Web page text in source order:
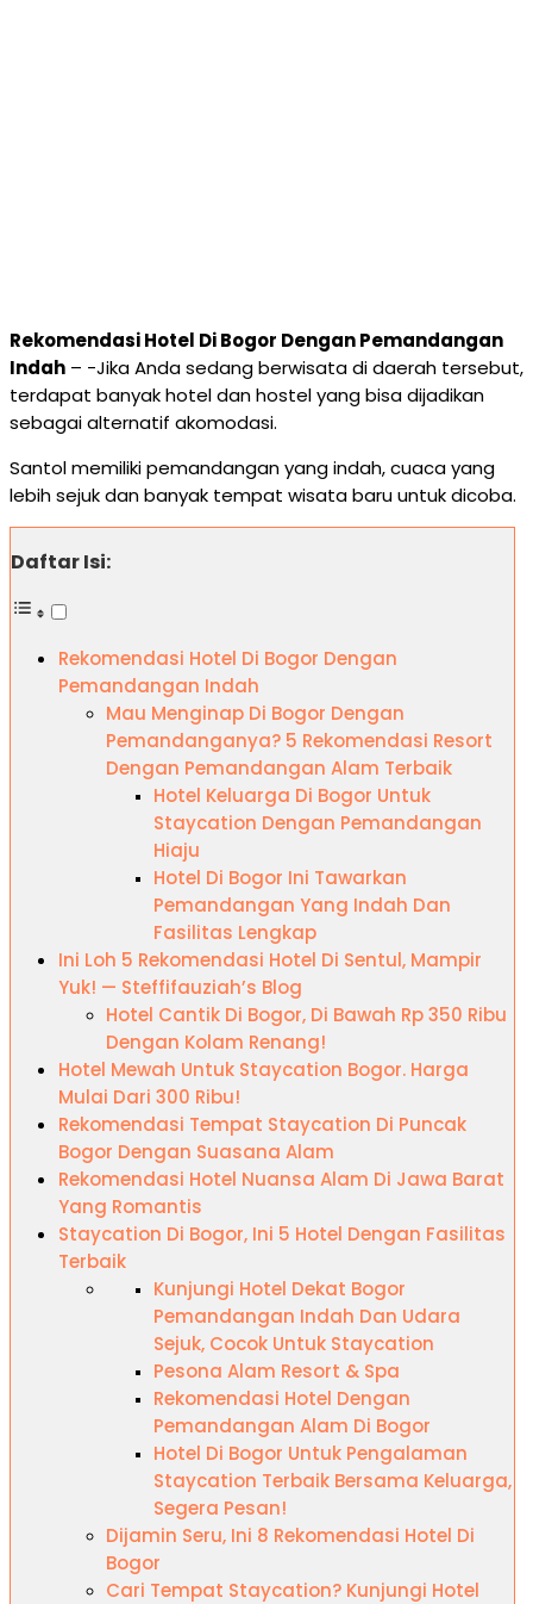
Rekomendasi Hotel Di Bogor Dengan Pemandangan
Indah – -Jika Anda sedang berwisata di daerah tersebut,
terdapat banyak hotel dan hostel yang bisa dijadikan
sebagai alternatif akomodasi.
Santol memiliki pemandangan yang indah, cuaca yang
lebih sejuk dan banyak tempat wisata baru untuk dicoba.
Daftar Isi:
Rekomendasi Hotel Di Bogor Dengan
Pemandangan Indah
Mau Menginap Di Bogor Dengan
Pemandanganya? 5 Rekomendasi Resort
Dengan Pemandangan Alam Terbaik
Hotel Keluarga Di Bogor Untuk
Staycation Dengan Pemandangan
Hiaju
Hotel Di Bogor Ini Tawarkan
Pemandangan Yang Indah Dan
Fasilitas Lengkap
Ini Loh 5 Rekomendasi Hotel Di Sentul, Mampir
Yuk! — Steffifauziah’s Blog
Hotel Cantik Di Bogor, Di Bawah Rp 350 Ribu
Dengan Kolam Renang!
Hotel Mewah Untuk Staycation Bogor. Harga
Mulai Dari 300 Ribu!
Rekomendasi Tempat Staycation Di Puncak
Bogor Dengan Suasana Alam
Rekomendasi Hotel Nuansa Alam Di Jawa Barat
Yang Romantis
Staycation Di Bogor, Ini 5 Hotel Dengan Fasilitas
Terbaik
Kunjungi Hotel Dekat Bogor
Pemandangan Indah Dan Udara
Sejuk, Cocok Untuk Staycation
Pesona Alam Resort & Spa
Rekomendasi Hotel Dengan
Pemandangan Alam Di Bogor
Hotel Di Bogor Untuk Pengalaman
Staycation Terbaik Bersama Keluarga,
Segera Pesan!
Dijamin Seru, Ini 8 Rekomendasi Hotel Di
Bogor
Cari Tempat Staycation? Kunjungi Hotel